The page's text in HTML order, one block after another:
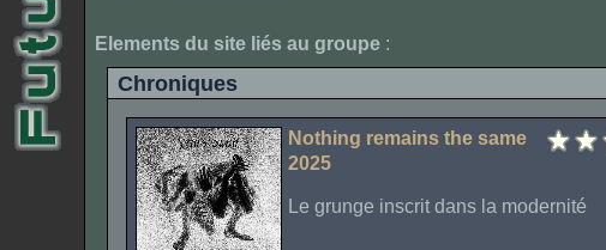
Elements du site liés au groupe :
Chroniques
Nothing remains the same
2025
Le grunge inscrit dans la modernité